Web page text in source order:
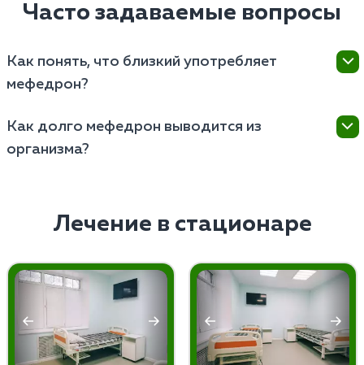
Часто задаваемые вопросы
Как понять, что близкий употребляет
мефедрон?
по изменениям в поведении, нарушениям сна,
потере аппетита, а также появлению носовых
Как долго мефедрон выводится из
организма?
частоты употребления.
Лечение в стационаре